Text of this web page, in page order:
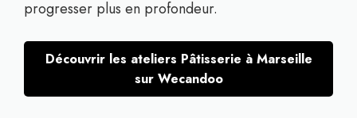
progresser plus en profondeur.
Découvrir les ateliers Pâtisserie à Marseille
sur Wecandoo